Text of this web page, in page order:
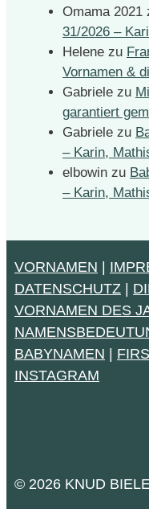
Omama 2021
31/2026 –
Helene zu
Vornamen &
Gabriele zu
garantiert
Gabriele zu
– Karin,
elbowin zu
– Karin,
VORNAMEN |
DATENSCHUTZ |
VORNAMEN DES
BABYNAMEN |
INSTAGRAM
© 2026 KNUD